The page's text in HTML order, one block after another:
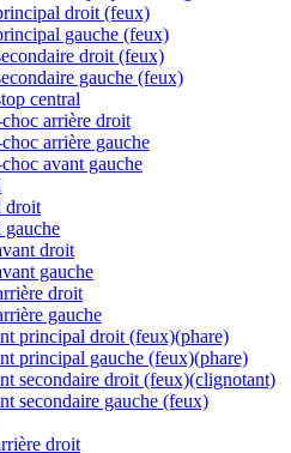
droit (feux)
gauche (feux)
droit (feux)
gauche (feux)
central
arrière droit
arrière gauche
avant gauche
droit
gauche
droit
gauche
droit
gauche
principal droit (feux)(phare)
principal gauche (feux)(phare)
secondaire droit (feux)(clignotant)
secondaire gauche (feux)
droit